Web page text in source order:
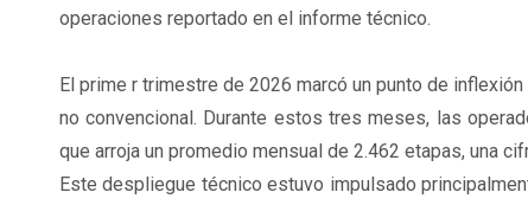
operaciones reportado en el informe técnico.
El prime r trimestre de 2026 marcó un punto de
no convencional. Durante estos tres meses, las
que arroja un promedio mensual de 2.462 etapas, una
Este despliegue técnico estuvo impulsado